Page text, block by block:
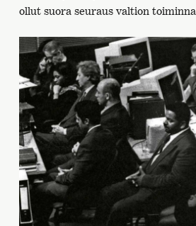
ollut suora seuraus valtion